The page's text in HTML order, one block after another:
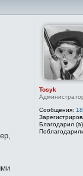
Tosyk
Сообщения:
Благодарил